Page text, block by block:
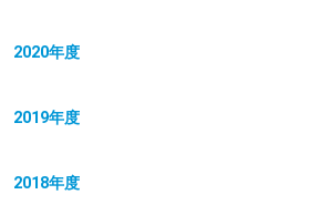
2020年度
2019年度
2018年度